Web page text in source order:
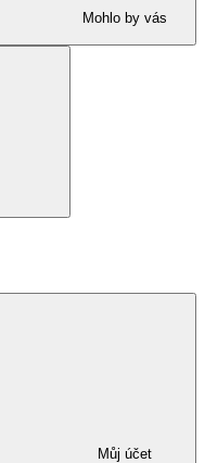
Mohlo by vás
Můj účet